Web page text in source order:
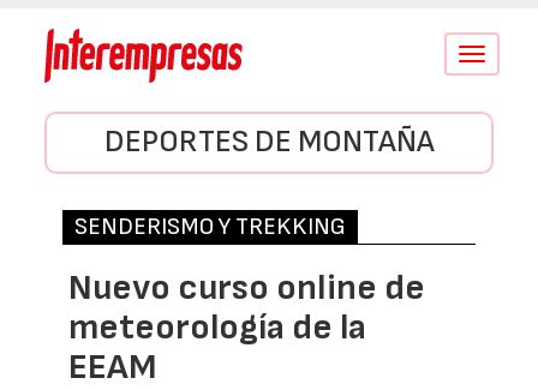
Conmutar
DEPORTES DE MONTAÑA
SENDERISMO Y TREKKING
Nuevo curso online de
meteorología de la
EEAM